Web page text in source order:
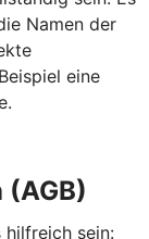
Namen der
eine
hilfreich sein: